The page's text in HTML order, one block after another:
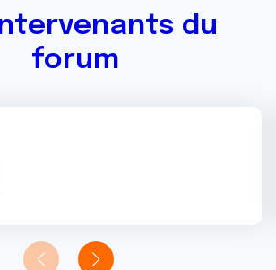
du
forum